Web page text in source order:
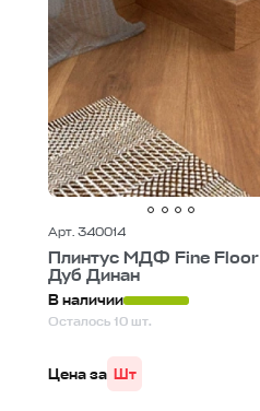
Арт. 340014
Плинтус МДФ Fine Floor
Дуб Динан
В наличии
Осталось 10 шт.
Цена за Шт